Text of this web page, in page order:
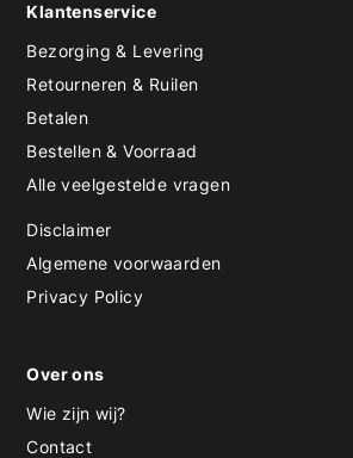
Klantenservice
Bezorging & Levering
Retourneren & Ruilen
Betalen
Bestellen & Voorraad
Alle veelgestelde vragen
Disclaimer
Algemene voorwaarden
Privacy Policy
Over ons
Wie zijn wij?
Contact